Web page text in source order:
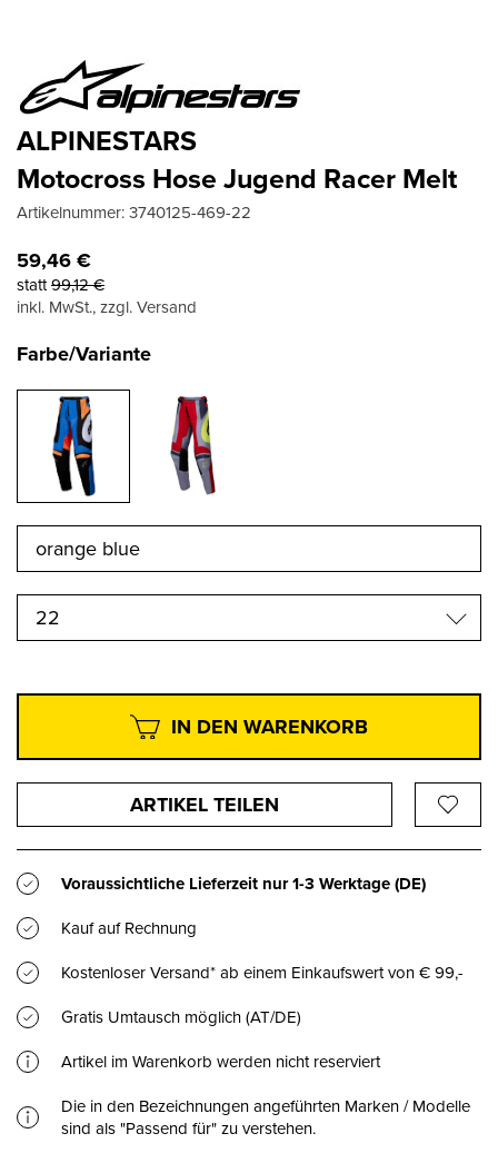
ALPINESTARS
Motocross Hose Jugend Racer Melt
Artikelnummer:3740125-469-22
59,46€
statt99,12€
inkl. MwSt., zzgl. Versand
Farbe/Variante
22
IN DEN WARENKORB
ARTIKEL TEILEN
Voraussichtliche Lieferzeit nur1-3 Werktage(DE)
Kauf auf Rechnung
Kostenloser Versand* ab einem Einkaufswert von € 99,-
Gratis Umtausch möglich (AT/DE)
Artikel im Warenkorb werden nicht reserviert
Die in den Bezeichnungen angeführten Marken / Modelle
sind als "Passend für" zu verstehen.